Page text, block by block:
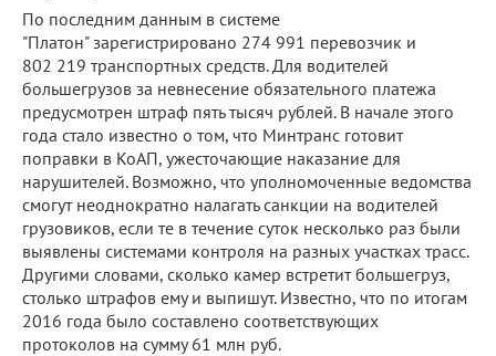
По последним данным в системе
"Платон" зарегистрировано 274 991 перевозчик и
802 219 транспортных средств. Для водителей
большегрузов за невнесение обязательного платежа
предусмотрен штраф пять тысяч рублей. В начале этого
года стало известно о том, что Минтранс готовит
поправки в КоАП, ужесточающие наказание для
нарушителей. Возможно, что уполномоченные ведомства
смогут неоднократно налагать санкции на водителей
грузовиков, если те в течение суток несколько раз были
выявлены системами контроля на разных участках трасс.
Другими словами, сколько камер встретит большегруз,
столько штрафов ему и выпишут. Известно, что по итогам
2016 года было составлено соответствующих
протоколов на сумму 61 млн руб.